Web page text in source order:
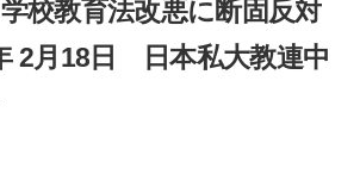
校教育法改悪に断固反対
2月18日 日本私大教連中